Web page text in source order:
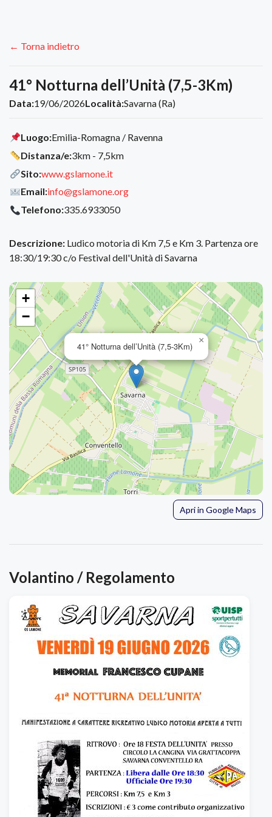
← Torna indietro
41° Notturna dell’Unità (7,5-3Km)
Data:19/06/2026Località:Savarna (Ra)
Luogo:Emilia-Romagna / Ravenna
Distanza/e:3km - 7,5km
Sito:www.gslamone.it
Email:info@gslamone.org
Telefono:335.6933050
Descrizione: Ludico motoria di Km 7,5 e Km 3. Partenza ore
18:30/19:30 c/o Festival dell'Unità di Savarna
41° Notturna dell’Unità (7,5-3Km)
×
+
−
Apri in Google Maps
Volantino / Regolamento